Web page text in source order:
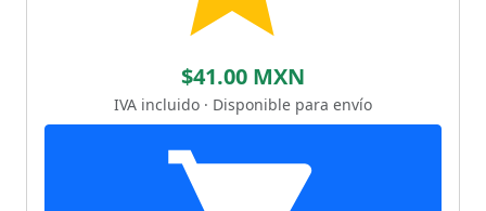
$41.00 MXN
IVA incluido · Disponible para envío